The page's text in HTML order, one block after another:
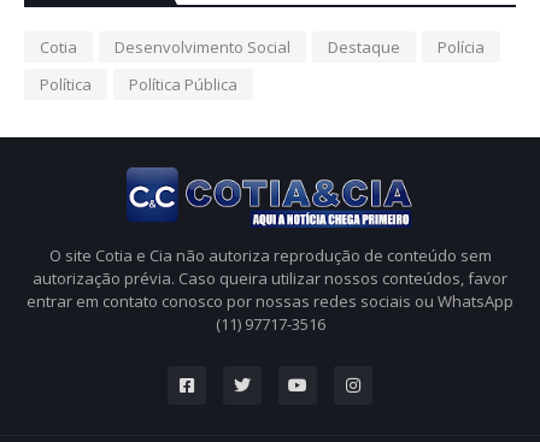
Cotia Desenvolvimento Social Destaque
Polícia
Política
Política Pública
O site Cotia e Cia não autoriza reprodução de conteúdo sem
autorização prévia. Caso queira utilizar nossos conteúdos, favor
entrar em contato conosco por nossas redes sociais ou WhatsApp
(11) 97717-3516